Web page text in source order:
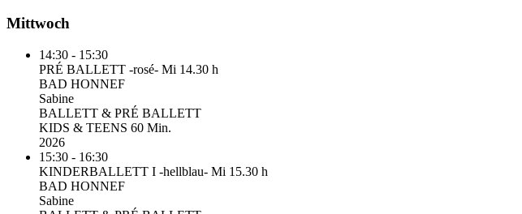
Mittwoch
14:30 - 15:30
PRÉ BALLETT -rosé- Mi 14.30 h
BAD HONNEF
Sabine
BALLETT & PRÉ BALLETT
KIDS & TEENS 60 Min.
2026
15:30 - 16:30
KINDERBALLETT I -hellblau- Mi 15.30 h
BAD HONNEF
Sabine